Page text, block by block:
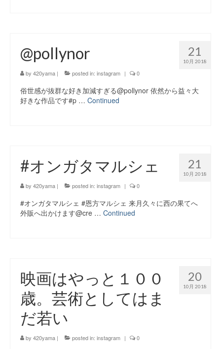
21
10月 2018
@pollynor
by 420yama | posted in: instagram | 0
俗世感が抜群な好き加減すぎる@pollynor 依然から益々大
好きな作品です#p … Continued
21
10月 2018
#オンガタマルシェ
by 420yama | posted in: instagram | 0
#オンガタマルシェ #恩方マルシェ 来月久々に西の果てへ
外販へ出かけます@cre … Continued
20
10月 2018
映画はやっと１００
歳。芸術としてはま
だ若い
by 420yama | posted in: instagram | 0